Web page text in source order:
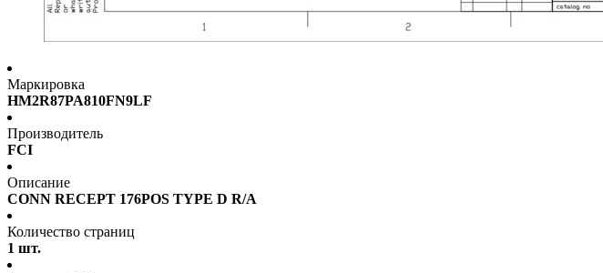
Маркировка
HM2R87PA810FN9LF
Производитель
FCI
Описание
CONN RECEPT 176POS TYPE D R/A
Количество страниц
1 шт.